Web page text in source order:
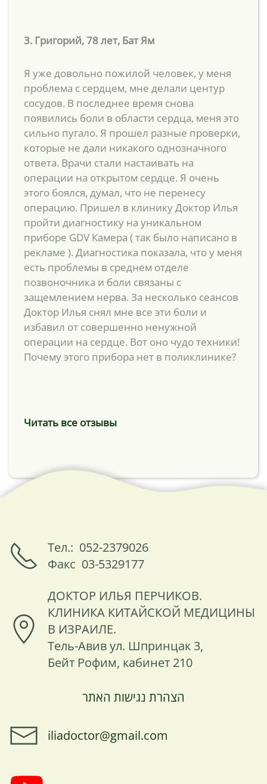
3. Григорий, 78 лет, Бат Ям
Я уже довольно пожилой человек, у меня
проблема с сердцем, мне делали центур
сосудов. В последнее время снова
появились боли в области сердца, меня это
сильно пугало. Я прошел разные проверки,
которые не дали никакого однозначного
ответа. Врачи стали настаивать на
операции на открытом сердце. Я очень
этого боялся, думал, что не перенесу
операцию. Пришел в клинику Доктор Илья
пройти диагностику на уникальном
приборе GDV Камера ( так было написано в
рекламе ). Диагностика показала, что у меня
есть проблемы в среднем отделе
позвоночника и боли связаны с
защемлением нерва. За несколько сеансов
Доктор Илья снял мне все эти боли и
избавил от совершенно ненужной
операции на сердце. Вот оно чудо техники!
Почему этого прибора нет в поликлинике?
Читать все отзывы
Тел.: 052-2379026
Факс 03-5329177
ДОКТОР ИЛЬЯ ПЕРЧИКОВ.
КЛИНИКА КИТАЙСКОЙ МЕДИЦИНЫ
В ИЗРАИЛЕ.
Тель-Авив ул. Шпринцак 3,
Бейт Рофим, кабинет 210
הצהרת נגישות האתר
iliadoctor@gmail.com